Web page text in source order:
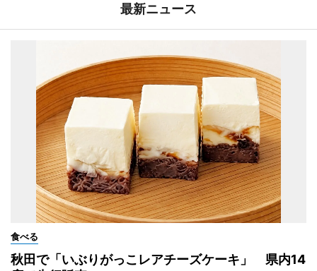
最新ニュース
食べる
秋田で「いぶりがっこレアチーズケーキ」 県内14